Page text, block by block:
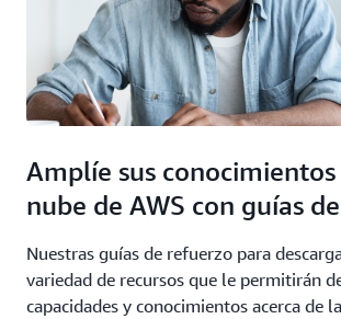
Amplíe sus
nube de AWS con guías
Nuestras guías de refuerzo para
variedad de recursos que le permitirán
capacidades y conocimientos acerca de